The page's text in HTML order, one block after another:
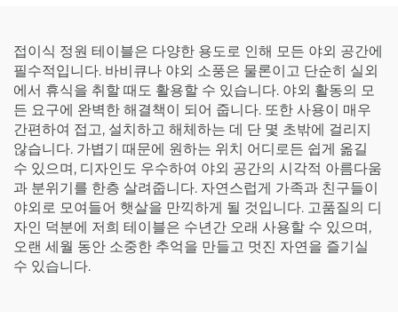
접이식 정원 테이블은 다양한 용도로 인해 모든 야외 공간에
필수적입니다. 바비큐나 야외 소풍은 물론이고 단순히 실외
에서 휴식을 취할 때도 활용할 수 있습니다. 야외 활동의 모
든 요구에 완벽한 해결책이 되어 줍니다. 또한 사용이 매우
간편하여 접고, 설치하고 해체하는 데 단 몇 초밖에 걸리지
않습니다. 가볍기 때문에 원하는 위치 어디로든 쉽게 옮길
수 있으며, 디자인도 우수하여 야외 공간의 시각적 아름다움
과 분위기를 한층 살려줍니다. 자연스럽게 가족과 친구들이
야외로 모여들어 햇살을 만끽하게 될 것입니다. 고품질의 디
자인 덕분에 저희 테이블은 수년간 오래 사용할 수 있으며,
오랜 세월 동안 소중한 추억을 만들고 멋진 자연을 즐기실
수 있습니다.